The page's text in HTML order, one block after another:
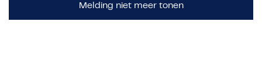
Melding niet meer tonen